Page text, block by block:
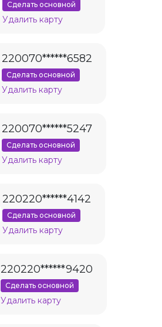
Сделать основной
Удалить карту
220070******6582
Сделать основной
Удалить карту
220070******5247
Сделать основной
Удалить карту
220220******4142
Сделать основной
Удалить карту
220220******9420
Сделать основной
Удалить карту